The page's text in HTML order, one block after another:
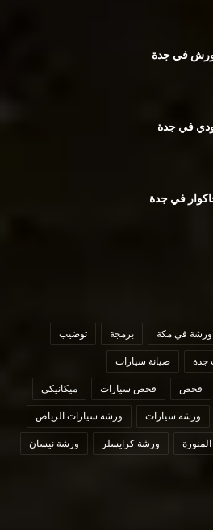
في جدة
في جدة
في جدة
في مكة برمجة توضيب
جدة صيانة سيارات
فحص فحص سيارات ميكانيكي
ورشة سيارات ورشة سيارات الرياض
ورشة كرايسلر ورشة نيسان